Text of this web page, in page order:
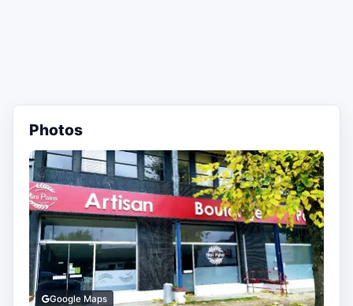
Photos
Google Maps